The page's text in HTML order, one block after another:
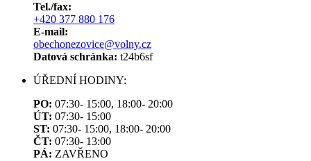
Tel./fax:
+420 377 880 176
E-mail:
obechonezovice@volny.cz
Datová schránka: t24b6sf
ÚŘEDNÍ HODINY:
PO: 07:30- 15:00, 18:00- 20:00
ÚT: 07:30- 15:00
ST: 07:30- 15:00, 18:00- 20:00
ČT: 07:30- 13:00
PÁ: ZAVŘENO